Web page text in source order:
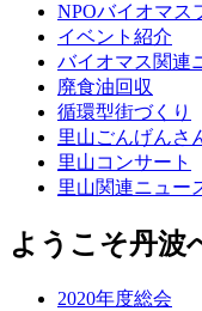
NPOバイオマス
イベント紹介
バイオマス関連
廃食油回収
循環型街づくり
里山ごんげんさ
里山コンサート
里山関連ニュー
ようこそ丹波
2020年度総会